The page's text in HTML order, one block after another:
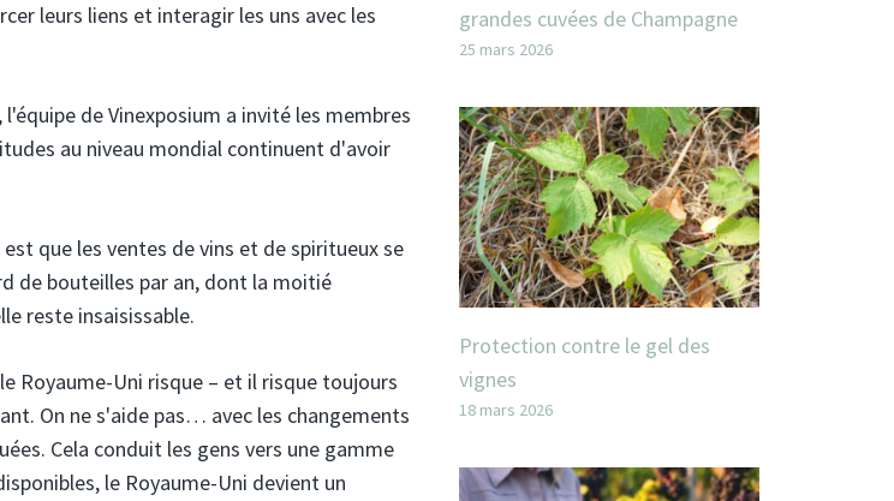
leurs liens et interagir les uns avec les
de Vinexposium a invité les membres
au niveau mondial continuent d'avoir
que les ventes de vins et de spiritueux se
de bouteilles par an, dont la moitié
reste insaisissable.
Royaume-Uni risque – et il risque toujours
On ne s'aide pas… avec les changements
Cela conduit les gens vers une gamme
le Royaume-Uni devient un
grandes cuvées de Champagne
25 mars 2026
Protection contre le gel des
vignes
18 mars 2026